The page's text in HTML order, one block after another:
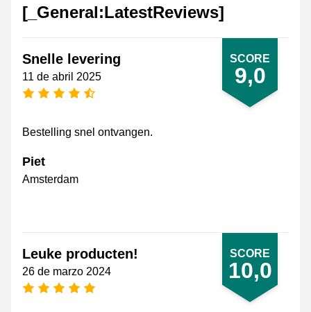
[_General:LatestReviews]
SCORE
9,0
Snelle levering
11 de abril 2025
[_General:NumberOfStarsPluralFormat]
Bestelling snel ontvangen.
Piet
Amsterdam
SCORE
10,0
Leuke producten!
26 de marzo 2024
[_General:NumberOfStarsPluralFormat]